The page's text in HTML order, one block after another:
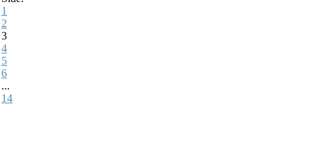
1
2
3
4
5
6
...
14